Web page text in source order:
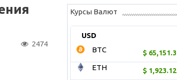
2474
Курсы Валют
USD
$ 65,151.3
BTC
$ 1,923.12
ETH